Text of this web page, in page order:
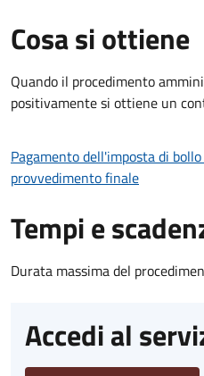
Cosa si ottiene
Quando il procedimento
positivamente si ottiene un
Pagamento dell'imposta di
provvedimento finale
Tempi e
Durata massima del
Accedi al